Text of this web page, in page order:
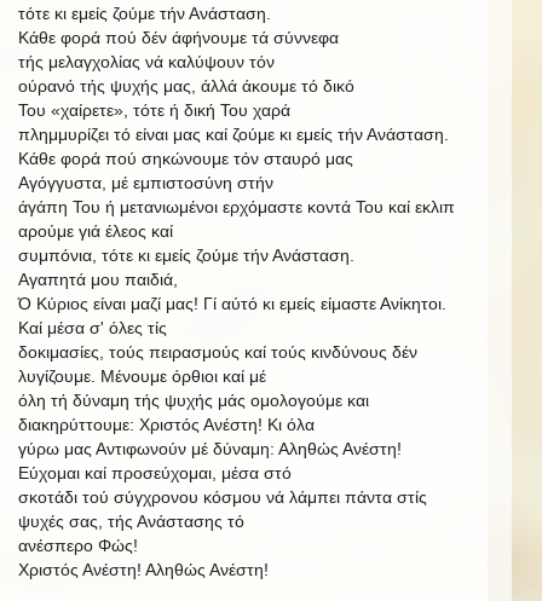
τότε κι εμείς ζούμε τήν Ανάσταση.
Κάθε φορά πού δέν άφήνουμε τά σύννεφα
τής μελαγχολίας νά καλύψουν τόν
ούρανό τής ψυχής μας, άλλά άκουμε τό δικό
Του «χαίρετε», τότε ή δική Του χαρά
πλημμυρίζει τό είναι μας καί ζούμε κι εμείς τήν Ανάσταση.
Κάθε φορά πού σηκώνουμε τόν σταυρό μας
Αγόγγυστα, μέ εμπιστοσύνη στήν
άγάπη Του ή μετανιωμένοι ερχόμαστε κοντά Του καί εκλιπ
αρούμε γιά έλεος καί
συμπόνια, τότε κι εμείς ζούμε τήν Ανάσταση.
Αγαπητά μου παιδιά,
Ό Κύριος είναι μαζί μας! Γί αύτό κι εμείς είμαστε Ανίκητοι.
Καί μέσα σ' όλες τίς
δοκιμασίες, τούς πειρασμούς καί τούς κινδύνους δέν
λυγίζουμε. Μένουμε όρθιοι καί μέ
όλη τή δύναμη τής ψυχής μάς ομολογούμε και
διακηρύττουμε: Χριστός Ανέστη! Κι όλα
γύρω μας Αντιφωνούν μέ δύναμη: Αληθώς Ανέστη!
Εύχομαι καί προσεύχομαι, μέσα στό
σκοτάδι τού σύγχρονου κόσμου νά λάμπει πάντα στίς
ψυχές σας, τής Ανάστασης τό
ανέσπερο Φώς!
Χριστός Ανέστη! Αληθώς Ανέστη!